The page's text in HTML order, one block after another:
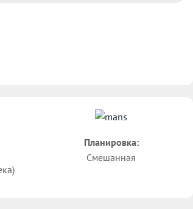
Планировка:
Смешанная